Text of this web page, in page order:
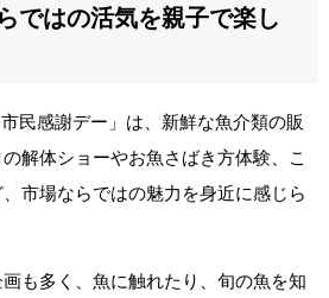
ではの活気を親子で楽し
民感謝デー」は、新鮮な魚介類の販
解体ショーやお魚さばき方体験、こ
市場ならではの魅力を身近に感じら
も多く、魚に触れたり、旬の魚を知